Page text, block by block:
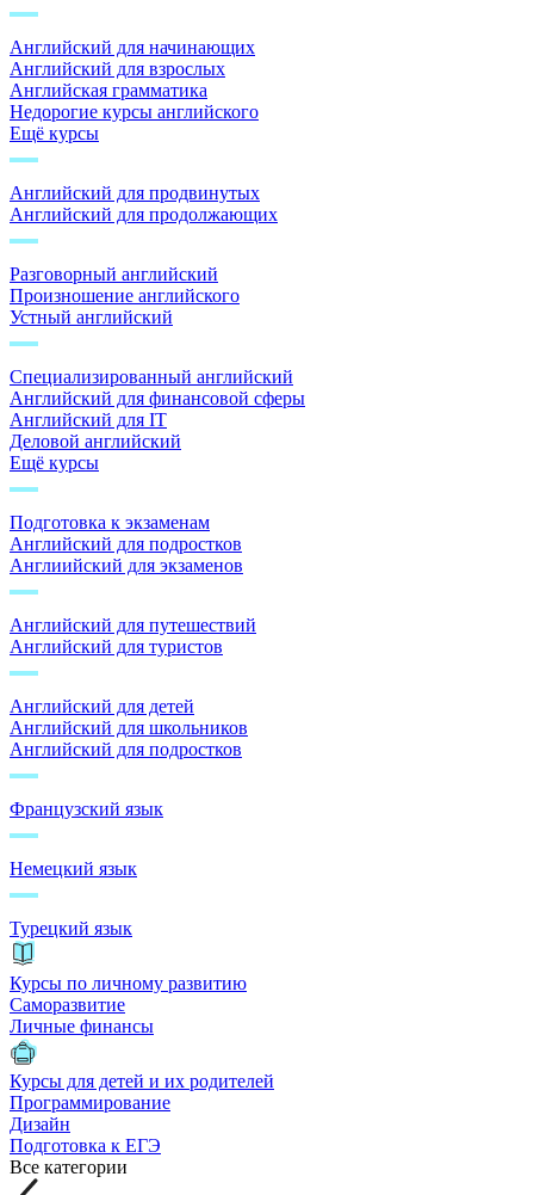
Английский для начинающих
Английский для взрослых
Английская грамматика
Недорогие курсы английского
Ещё курсы
Английский для продвинутых
Английский для продолжающих
Разговорный английский
Произношение английского
Устный английский
Специализированный английский
Английский для финансовой сферы
Английский для IT
Деловой английский
Ещё курсы
Подготовка к экзаменам
Английский для подростков
Англиийский для экзаменов
Английский для путешествий
Английский для туристов
Английский для детей
Английский для школьников
Английский для подростков
Французский язык
Немецкий язык
Турецкий язык
Курсы по личному развитию
Саморазвитие
Личные финансы
Курсы для детей и их родителей
Программирование
Дизайн
Подготовка к ЕГЭ
Все категории